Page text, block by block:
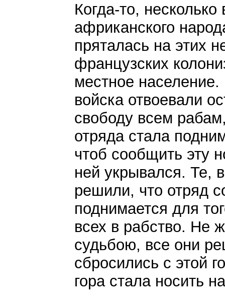
Когда-то,
африканского
пряталась на этих
французских
местное население.
войска отвоевали
свободу всем
отряда стала
чтоб сообщить эту
ней укрывался. Те,
решили, что отряд
поднимается для
всех в рабство. Не
судьбою, все они
сбросились с этой
гора стала носить